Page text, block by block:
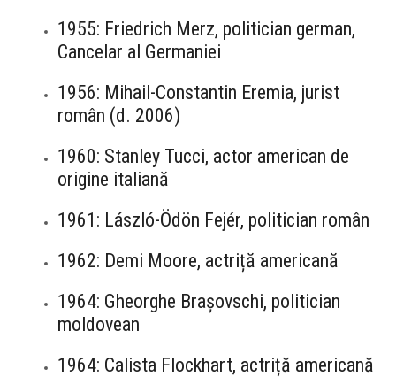
1955: Friedrich Merz, politician german,
Cancelar al Germaniei
1956: Mihail-Constantin Eremia, jurist
român (d. 2006)
1960: Stanley Tucci, actor american de
origine italiană
1961: László-Ödön Fejér, politician român
1962: Demi Moore, actriță americană
1964: Gheorghe Brașovschi, politician
moldovean
1964: Calista Flockhart, actriță americană